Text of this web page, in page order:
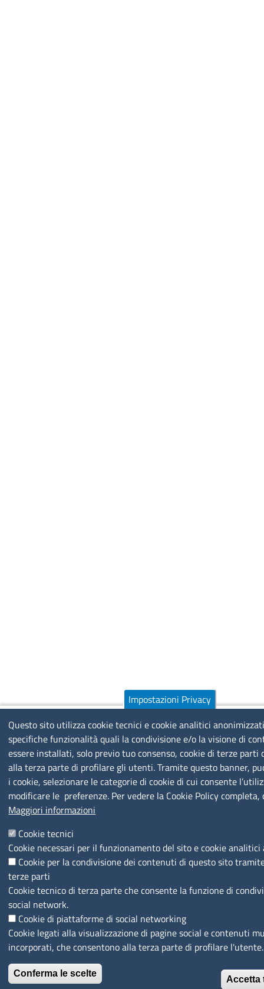
Impostazioni Privacy
Questo sito utilizza cookie tecnici e cookie analitici
specifiche funzionalità quali la condivisione e/o la visione di
essere installati, solo previo tuo consenso, cookie di terze parti
alla terza parte di profilare gli utenti. Tramite questo banner,
i cookie, selezionare le categorie di cookie di cui consente
modificare le preferenze. Per vedere la Cookie Policy
Maggiori informazioni
Cookie tecnici
Cookie necessari per il funzionamento del sito e cookie
Cookie per la condivisione dei contenuti di questo sito
terze parti
Cookie tecnico di terza parte che consente la funzione di
social network.
Cookie di piattaforme di social networking
Cookie legati alla visualizzazione di pagine social e contenuti
incorporati, che consentono alla terza parte di profilare l'utente.
Conferma le scelte
Accetta